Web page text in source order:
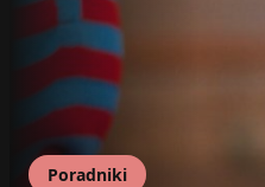
Poradniki